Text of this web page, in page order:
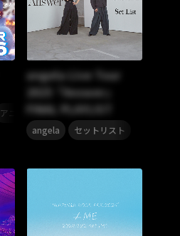
アニメソング アニメ
angela Live Tour
2025「Answer」
FINAL PLAYLIST
angela セットリスト